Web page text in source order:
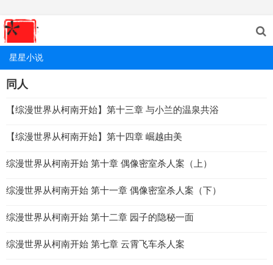
星星小说
同人
【综漫世界从柯南开始】第十三章 与小兰的温泉共浴
【综漫世界从柯南开始】第十四章 崛越由美
综漫世界从柯南开始 第十章 偶像密室杀人案（上）
综漫世界从柯南开始 第十一章 偶像密室杀人案（下）
综漫世界从柯南开始 第十二章 园子的隐秘一面
综漫世界从柯南开始 第七章 云霄飞车杀人案